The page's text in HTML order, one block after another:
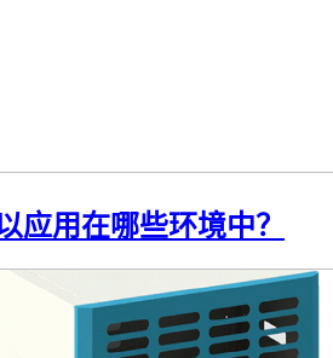
应用在哪些环境中？